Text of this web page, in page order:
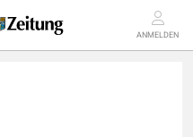
ANMELDEN